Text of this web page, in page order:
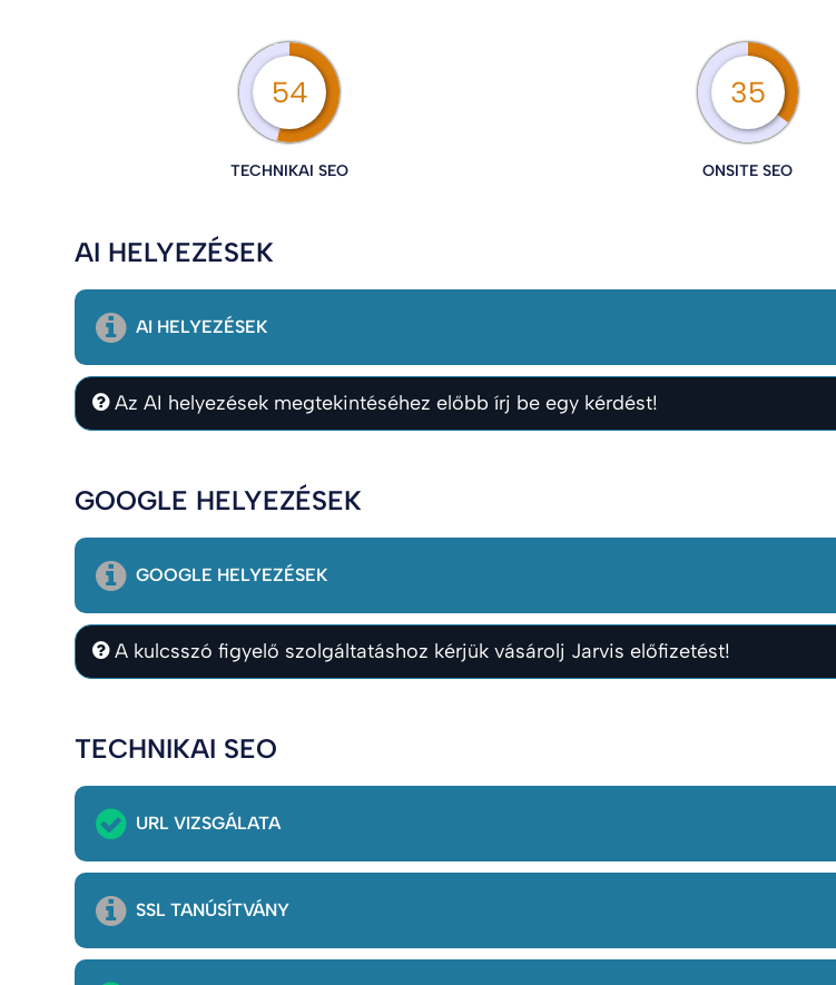
54
TECHNIKAI SEO
35
ONSITE SEO
AI HELYEZÉSEK
AI HELYEZÉSEK
Az AI helyezések megtekintéséhez előbb írj be egy kérdést!
GOOGLE HELYEZÉSEK
GOOGLE HELYEZÉSEK
A kulcsszó figyelő szolgáltatáshoz kérjük vásárolj Jarvis előfizetést!
TECHNIKAI SEO
URL VIZSGÁLATA
SSL TANÚSÍTVÁNY